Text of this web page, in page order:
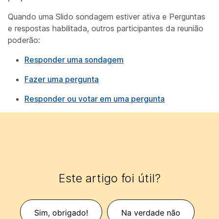
Quando uma Slido sondagem estiver ativa e Perguntas
e respostas habilitada, outros participantes da reunião
poderão:
Responder uma sondagem
Fazer uma pergunta
Responder ou votar em uma pergunta
Este artigo foi útil?
Sim, obrigado! Na verdade não